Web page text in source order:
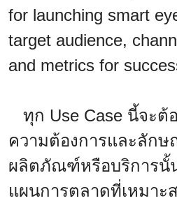
for launching smart
target audience,
and metrics for
ทุก Use Case นี้จะต้
ความต้องการและลักษ
ผลิตภัณฑ์หรือบริการนั้
แผนการตลาดที่เหมาะ